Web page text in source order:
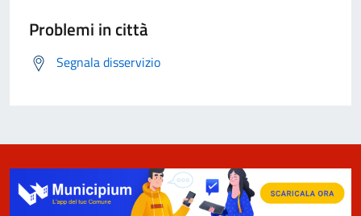
Problemi in città
Segnala disservizio